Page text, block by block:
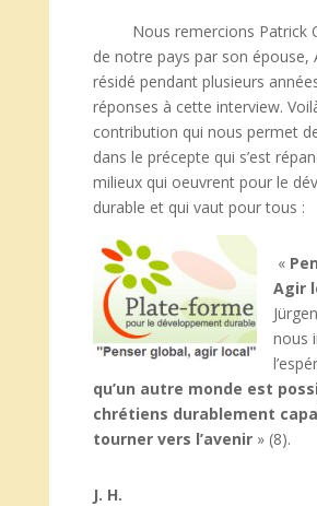
Nous remercions Patrick
de notre pays par son épouse,
résidé pendant plusieurs
réponses à cette interview.
contribution qui nous permet
dans le précepte qui s’est
milieux qui oeuvrent pour le
durable et qui vaut pour tous :
«
Agir
nous
qu’un autre monde est
chrétiens durablement
tourner vers l’avenir » (8).
J. H.